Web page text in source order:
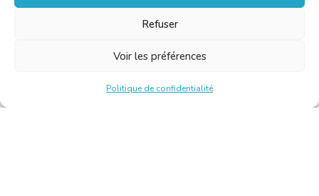
Refuser
Voir les préférences
Politique de confidentialité